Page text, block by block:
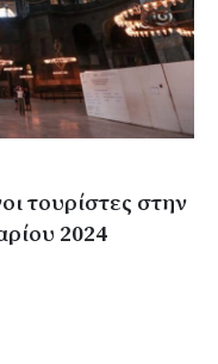
τουρίστες στην
2024